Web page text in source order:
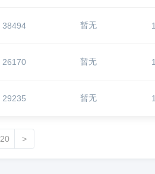
38494 暂无 1
26170 暂无 1
29235 暂无 1
20 >